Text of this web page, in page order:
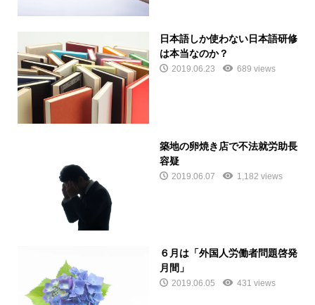
日本語しか使わない日本語研修
は本当なのか？
2019.06.23 689 views
築地の卵焼き店で不法就労助長
容疑
2019.06.07 1,182 views
６月は「外国人労働者問題啓発
月間」
2019.06.05 431 views